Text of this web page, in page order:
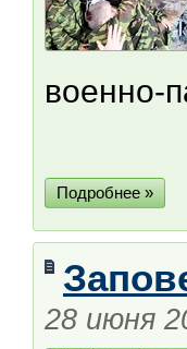
военно-
Подробнее »
28 июня